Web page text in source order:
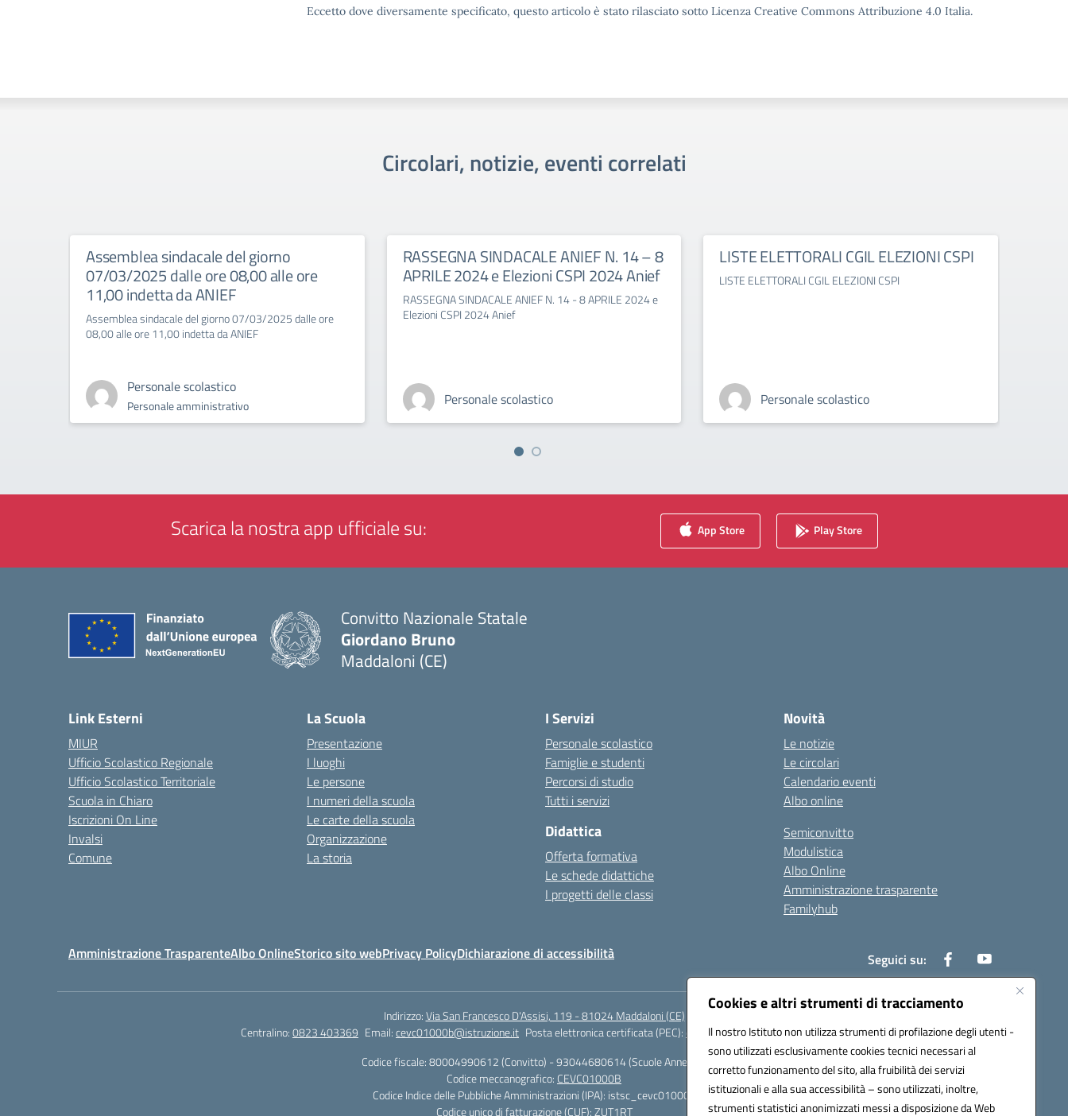
Cookies e altri strumenti di tracciamento
Il nostro Istituto non utilizza strumenti di profilazione degli utenti -
sono utilizzati esclusivamente cookies tecnici necessari al
corretto funzionamento del sito, alla fruibilità dei servizi
istituzionali e alla sua accessibilità – sono utilizzati, inoltre,
strumenti statistici anonimizzati messi a disposizione da Web
Eccetto dove diversamente specificato, questo articolo è stato rilasciato sotto Licenza Creative Commons Attribuzione 4.0 Italia.
Circolari, notizie, eventi correlati
Assemblea sindacale del giorno
07/03/2025 dalle ore 08,00 alle ore
11,00 indetta da ANIEF
Assemblea sindacale del giorno 07/03/2025 dalle ore
08,00 alle ore 11,00 indetta da ANIEF
Personale scolastico
Personale amministrativo
RASSEGNA SINDACALE ANIEF N. 14 – 8
APRILE 2024 e Elezioni CSPI 2024 Anief
RASSEGNA SINDACALE ANIEF N. 14 - 8 APRILE 2024 e
Elezioni CSPI 2024 Anief
Personale scolastico
LISTE ELETTORALI CGIL ELEZIONI CSPI
LISTE ELETTORALI CGIL ELEZIONI CSPI
Personale scolastico
Scarica la nostra app ufficiale su: App Store Play Store
Convitto Nazionale Statale
Giordano Bruno
Maddaloni (CE)
Link Esterni
MIUR
Ufficio Scolastico Regionale
Ufficio Scolastico Territoriale
Scuola in Chiaro
Iscrizioni On Line
Invalsi
Comune
La Scuola
Presentazione
I luoghi
Le persone
I numeri della scuola
Le carte della scuola
Organizzazione
La storia
I Servizi
Personale scolastico
Famiglie e studenti
Percorsi di studio
Tutti i servizi
Didattica
Offerta formativa
Le schede didattiche
I progetti delle classi
Novità
Le notizie
Le circolari
Calendario eventi
Albo online
Semiconvitto
Modulistica
Albo Online
Amministrazione trasparente
Familyhub
Amministrazione TrasparenteAlbo OnlineStorico sito webPrivacy PolicyDichiarazione di accessibilità Seguici su:
Indirizzo:Via San Francesco D'Assisi, 119 - 81024 Maddaloni (CE)
Centralino:0823 403369 Email:cevc01000b@istruzione.it Posta elettronica certificata (PEC):cevc01000b@pec.istruzione.it
Codice fiscale: 80004990612 (Convitto) - 93044680614 (Scuole Annesse)
Codice meccanografico: CEVC01000B
Codice Indice delle Pubbliche Amministrazioni (IPA): istsc_cevc01000b
Codice unico di fatturazione (CUF): ZUT1RT